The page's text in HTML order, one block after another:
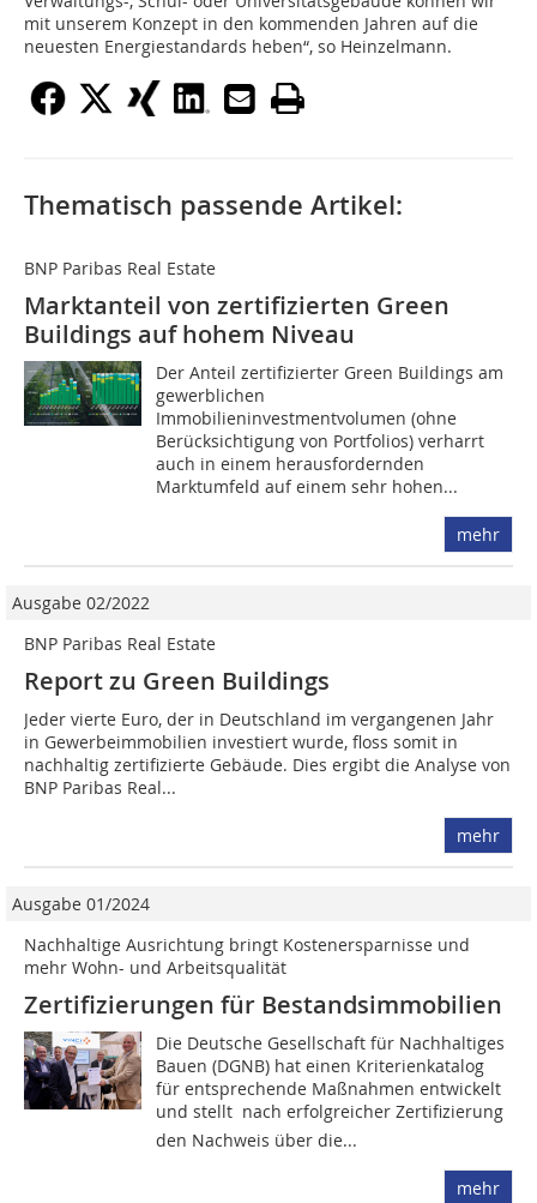
mit unserem Konzept in den kommenden Jahren auf die
neuesten Energiestandards heben“, so Heinzelmann.
Thematisch passende Artikel:
BNP Paribas Real Estate
Marktanteil von zertifizierten Green
Buildings auf hohem Niveau
Der Anteil zertifizierter Green Buildings am
gewerblichen
Immobilieninvestmentvolumen (ohne
Berücksichtigung von Portfolios) verharrt
auch in einem herausfordernden
Marktumfeld auf einem sehr hohen...
mehr
Ausgabe 02/2022
BNP Paribas Real Estate
Report zu Green Buildings
Jeder vierte Euro, der in Deutschland im vergangenen Jahr
in Gewerbeimmobilien investiert wurde, floss somit in
nachhaltig zertifizierte Gebäude. Dies ergibt die Analyse von
BNP ­Paribas Real...
mehr
Ausgabe 01/2024
Nachhaltige Ausrichtung bringt Kostenersparnisse und
mehr Wohn- und Arbeitsqualität
Zertifizierungen für Bestandsimmobilien
Die Deutsche Gesellschaft für Nachhaltiges
Bauen (DGNB) hat einen Kriterienkatalog
für entsprechende Maßnahmen entwickelt
und stellt  nach erfolgreicher Zertifizierung 
den Nachweis über die...
mehr